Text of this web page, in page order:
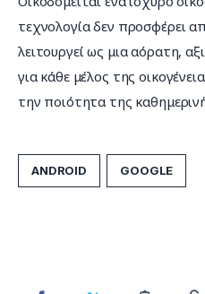
τεχνολογία δεν προσφέρει
λειτουργεί ως μια αόρατη,
για κάθε μέλος της
την ποιότητα της
ANDROID GOOGLE